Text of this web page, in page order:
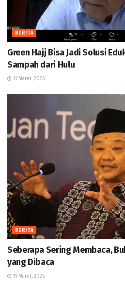
BERITA
Green Hajj Bisa Jadi Solusi
Sampah dari Hulu
11 Maret, 2026
BERITA
Seberapa Sering Membaca,
yang Dibaca
11 Maret, 2026